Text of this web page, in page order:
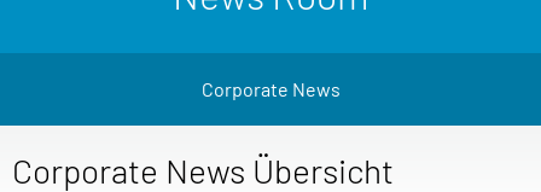
Corporate News
Corporate News Übersicht